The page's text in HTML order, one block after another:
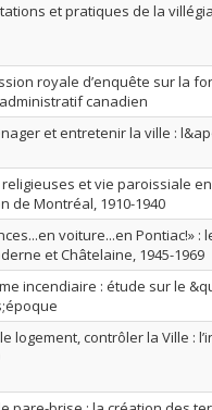
et pratiques de la
royale d’enquête sur la
canadien
et entretenir la ville :
et vie paroissiale
de Montréal, 1910-1940
voiture...en Pontiac!»
et Châtelaine, 1945-1969
incendiaire : étude sur le
logement, contrôler la Ville :